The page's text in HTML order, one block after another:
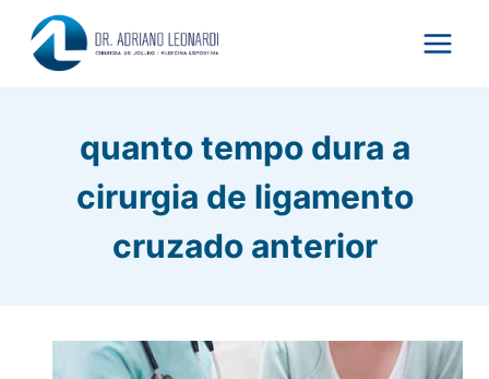
para
quanto tempo dura a
cirurgia de ligamento
cruzado anterior